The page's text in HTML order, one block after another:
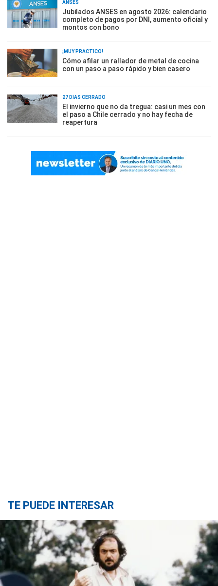
ANSES
Jubilados ANSES en agosto 2026: calendario
completo de pagos por DNI, aumento oficial y
montos con bono
¡MUY PRÁCTICO!
Cómo afilar un rallador de metal de cocina
con un paso a paso rápido y bien casero
27 DÍAS CERRADO
El invierno que no da tregua: casi un mes con
el paso a Chile cerrado y no hay fecha de
reapertura
TE PUEDE INTERESAR